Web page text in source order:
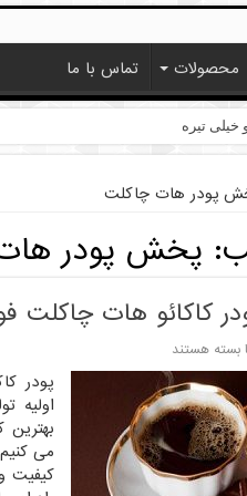
محصولات تماس با ما
خیلی تیره
کارگیل
پودر هات چاکلت
پخش پودر
کاکائو هات چاکلت
برای
پخش
بهترین
پودر
کاکائو
هات
چاکلت
فوری
بسته هستند
پودر
می
کیفیت